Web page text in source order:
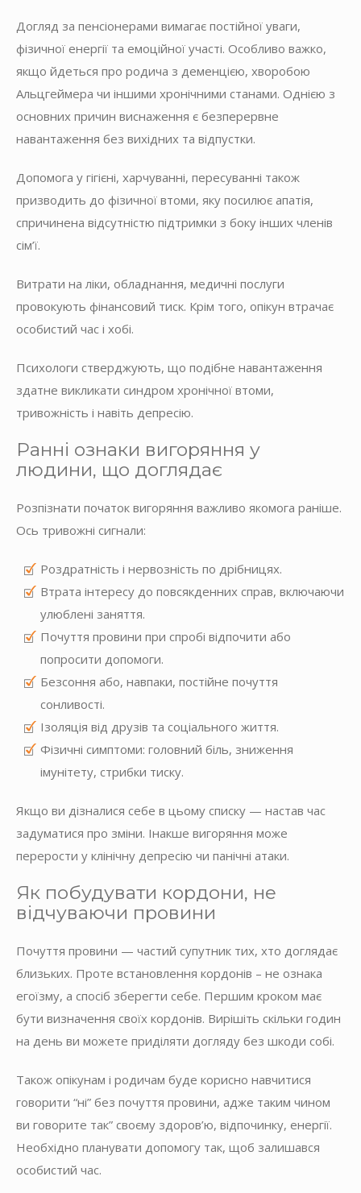
Догляд за пенсіонерами вимагає постійної уваги,
фізичної енергії та емоційної участі. Особливо важко,
якщо йдеться про родича з деменцією, хворобою
Альцгеймера чи іншими хронічними станами. Однією з
основних причин виснаження є безперервне
навантаження без вихідних та відпустки.
Допомога у гігієні, харчуванні, пересуванні також
призводить до фізичної втоми, яку посилює апатія,
спричинена відсутністю підтримки з боку інших членів
сім’ї.
Витрати на ліки, обладнання, медичні послуги
провокують фінансовий тиск. Крім того, опікун втрачає
особистий час і хобі.
Психологи стверджують, що подібне навантаження
здатне викликати синдром хронічної втоми,
тривожність і навіть депресію.
Ранні ознаки вигоряння у
людини, що доглядає
Розпізнати початок вигоряння важливо якомога раніше.
Ось тривожні сигнали:
Роздратність і нервозність по дрібницях.
Втрата інтересу до повсякденних справ, включаючи
улюблені заняття.
Почуття провини при спробі відпочити або
попросити допомоги.
Безсоння або, навпаки, постійне почуття
сонливості.
Ізоляція від друзів та соціального життя.
Фізичні симптоми: головний біль, зниження
імунітету, стрибки тиску.
Якщо ви дізналися себе в цьому списку — настав час
задуматися про зміни. Інакше вигоряння може
перерости у клінічну депресію чи панічні атаки.
Як побудувати кордони, не
відчуваючи провини
Почуття провини — частий супутник тих, хто доглядає
близьких. Проте встановлення кордонів – не ознака
егоїзму, а спосіб зберегти себе. Першим кроком має
бути визначення своїх кордонів. Вирішіть скільки годин
на день ви можете приділяти догляду без шкоди собі.
Також опікунам і родичам буде корисно навчитися
говорити “ні” без почуття провини, адже таким чином
ви говорите так” своєму здоров’ю, відпочинку, енергії.
Необхідно планувати допомогу так, щоб залишався
особистий час.